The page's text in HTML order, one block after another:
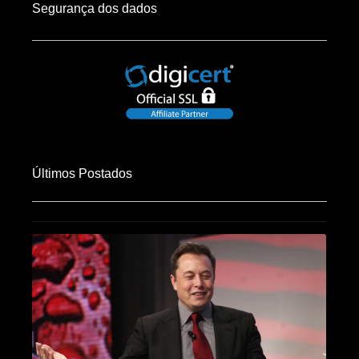
Segurança dos dados
Últimos Postados